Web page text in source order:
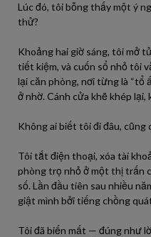
Lúc đó, tôi bỗng thấy một ý
thử?
Khoảng hai giờ sáng, tôi mở
tiết kiệm, và cuốn sổ nhỏ tôi
lại căn phòng, nơi từng là “tổ
ở nhờ. Cánh cửa khẽ khép
Không ai biết tôi đi đâu, cũng
Tôi tắt điện thoại, xóa tài
phòng trọ nhỏ ở một thị trấn
số. Lần đầu tiên sau nhiều
giật mình bởi tiếng chồng
Tôi đã biến mất — đúng như